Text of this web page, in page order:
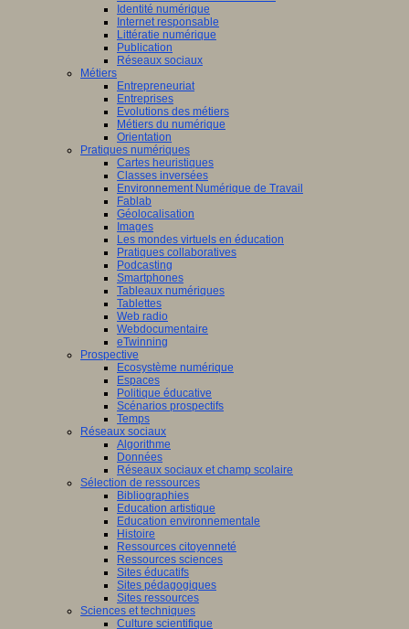
Identité numérique
Internet responsable
Littératie numérique
Publication
Réseaux sociaux
Métiers
Entrepreneuriat
Entreprises
Evolutions des métiers
Métiers du numérique
Orientation
Pratiques numériques
Cartes heuristiques
Classes inversées
Environnement Numérique de Travail
Fablab
Géolocalisation
Images
Les mondes virtuels en éducation
Pratiques collaboratives
Podcasting
Smartphones
Tableaux numériques
Tablettes
Web radio
Webdocumentaire
eTwinning
Prospective
Ecosystème numérique
Espaces
Politique éducative
Scénarios prospectifs
Temps
Réseaux sociaux
Algorithme
Données
Réseaux sociaux et champ scolaire
Sélection de ressources
Bibliographies
Education artistique
Education environnementale
Histoire
Ressources citoyenneté
Ressources sciences
Sites éducatifs
Sites pédagogiques
Sites ressources
Sciences et techniques
Culture scientifique